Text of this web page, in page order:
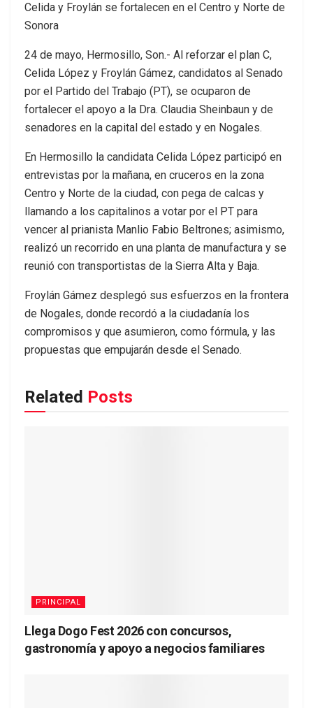
Celida y Froylán se fortalecen en el Centro y Norte de
Sonora
24 de mayo, Hermosillo, Son.- Al reforzar el plan C,
Celida López y Froylán Gámez, candidatos al Senado
por el Partido del Trabajo (PT), se ocuparon de
fortalecer el apoyo a la Dra. Claudia Sheinbaun y de
senadores en la capital del estado y en Nogales.
En Hermosillo la candidata Celida López participó en
entrevistas por la mañana, en cruceros en la zona
Centro y Norte de la ciudad, con pega de calcas y
llamando a los capitalinos a votar por el PT para
vencer al prianista Manlio Fabio Beltrones; asimismo,
realizó un recorrido en una planta de manufactura y se
reunió con transportistas de la Sierra Alta y Baja.
Froylán Gámez desplegó sus esfuerzos en la frontera
de Nogales, donde recordó a la ciudadanía los
compromisos y que asumieron, como fórmula, y las
propuestas que empujarán desde el Senado.
Related Posts
PRINCIPAL
Llega Dogo Fest 2026 con concursos,
gastronomía y apoyo a negocios familiares